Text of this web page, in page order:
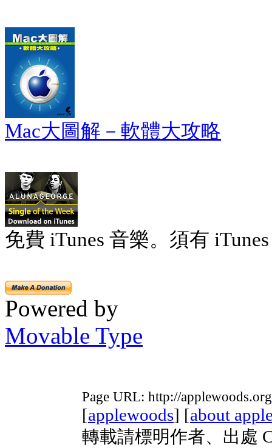
Mac大圖解－軟體大攻略
免費 iTunes 音樂。須有
Powered by
Movable Type
Page URL: http://
[applewoods] [about
轉載請標明作者、出處